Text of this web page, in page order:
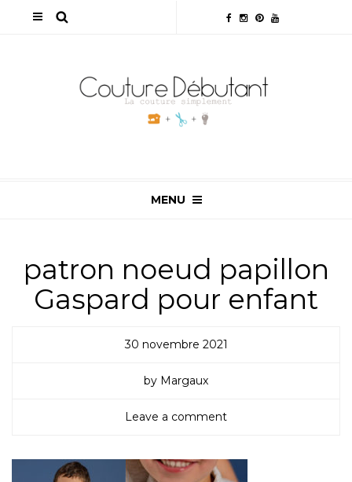
MENU
patron noeud papillon
Gaspard pour enfant
30 novembre 2021
by Margaux
Leave a comment